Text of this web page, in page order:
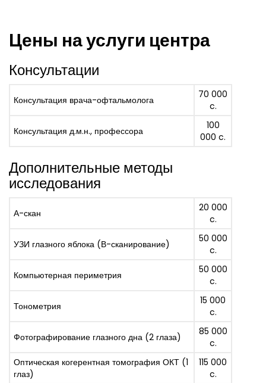
Цены на услуги центра
Консультации
Консультация врача-офтальмолога
70 000
c.
Консультация д.м.н., профессора
100
000 c.
Дополнительные методы
исследования
А-скан
20 000
c.
УЗИ глазного яблока (В-сканирование)
50 000
c.
Компьютерная периметрия
50 000
c.
Тонометрия
15 000
c.
Фотографирование глазного дна (2 глаза)
85 000
c.
Оптическая когерентная томография ОКТ (1
глаз)
115 000
c.